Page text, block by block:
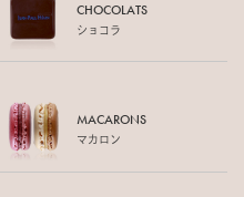
CHOCOLATS
ショコラ
MACARONS
マカロン